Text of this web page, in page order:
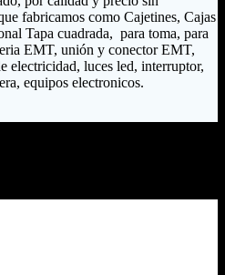
fabricamos como Cajetines, Cajas
Tapa cuadrada, para toma, para
EMT, unión y conector EMT,
electricidad, luces led, interruptor,
equipos electronicos.